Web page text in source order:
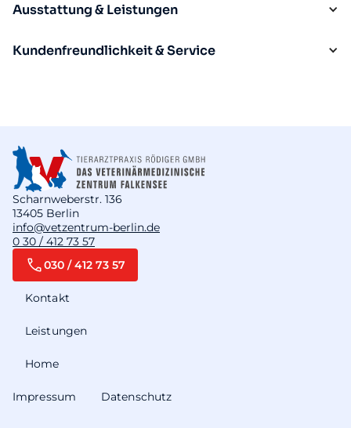
Ausstattung & Leistungen
Kundenfreundlichkeit & Service
Scharnweberstr. 136
13405 Berlin
info@vetzentrum-berlin.de
0 30 / 412 73 57
Home
Leistungen
Kontakt
030 / 412 73 57
Impressum Datenschutz